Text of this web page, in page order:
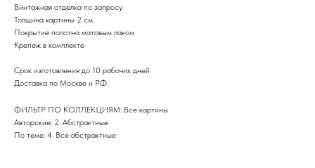
Винтажная отделка по запросу
Толщина картины 2 см.
Покрытие полотна матовым лаком
Крепеж в комплекте
Срок изготовления до 10 рабочих дней
Доставка по Москве и РФ.
ФИЛЬТР ПО КОЛЛЕКЦИЯМ: Все картины
Авторские: 2. Абстрактные
По теме: 4. Все абстрактные